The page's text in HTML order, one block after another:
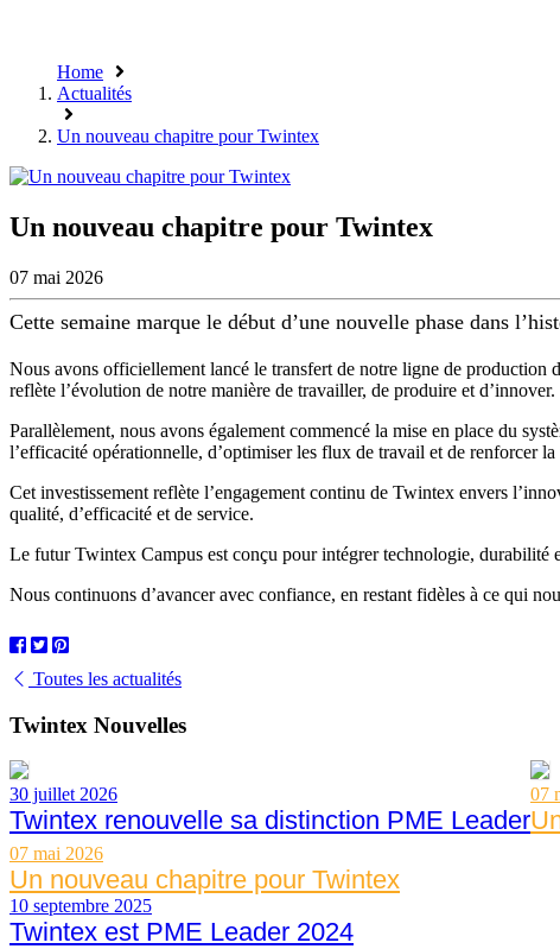
Home
Actualités
Un nouveau chapitre pour Twintex
Un nouveau chapitre pour Twintex
07 mai 2026
Cette semaine marque le début d’une nouvelle phase dans
Nous avons officiellement lancé le transfert de notre ligne de production
reflète l’évolution de notre manière de travailler, de produire et d’innover.
Parallèlement, nous avons également commencé la mise en place du
l’efficacité opérationnelle, d’optimiser les flux de travail et de renforcer
Cet investissement reflète l’engagement continu de Twintex envers
qualité, d’efficacité et de service.
Le futur Twintex Campus est conçu pour intégrer technologie, durabilité
Nous continuons d’avancer avec confiance, en restant fidèles à ce qui
Toutes les actualités
Twintex Nouvelles
30 juillet 2026
Twintex renouvelle sa distinction PME Leader
07
07 mai 2026
Un nouveau chapitre pour Twintex
10 septembre 2025
Twintex est PME Leader 2024